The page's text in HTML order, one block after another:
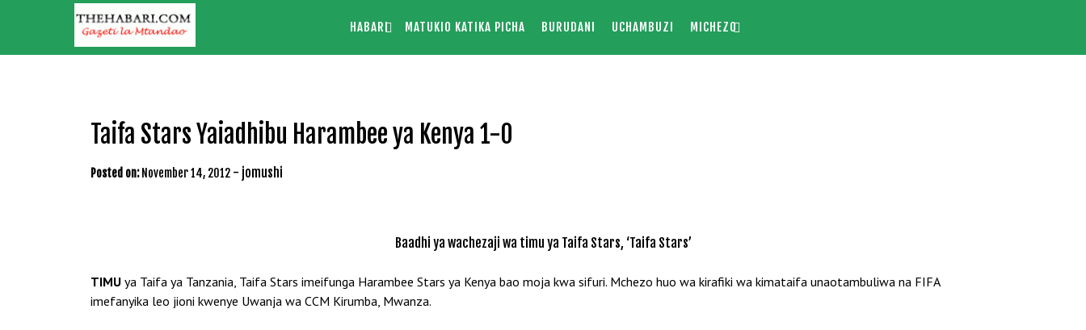
HABARI MATUKIO KATIKA PICHA BURUDANI UCHAMBUZI MICHEZO
Taifa Stars Yaiadhibu Harambee ya Kenya 1-0
Posted on: November 14, 2012 - jomushi
Baadhi ya wachezaji wa timu ya Taifa Stars, ‘Taifa Stars’
TIMU ya Taifa ya Tanzania, Taifa Stars imeifunga Harambee Stars ya Kenya bao moja kwa sifuri. Mchezo huo wa kirafiki wa kimataifa unaotambuliwa na FIFA
imefanyika leo jioni kwenye Uwanja wa CCM Kirumba, Mwanza.